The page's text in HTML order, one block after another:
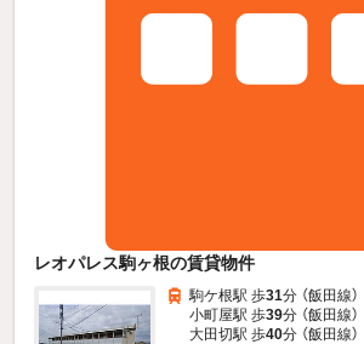
レオパレス駒ヶ根の賃貸物件
駒ケ根駅 歩31分 （飯田線）
小町屋駅 歩39分 （飯田線）
大田切駅 歩40分 （飯田線）